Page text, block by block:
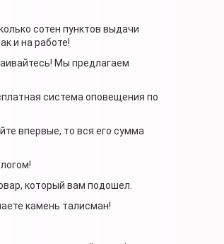
сотен пунктов выдачи
и на работе!
Мы предлагаем
система оповещения по
впервые, то вся его сумма
который вам подошел.
камень талисман!